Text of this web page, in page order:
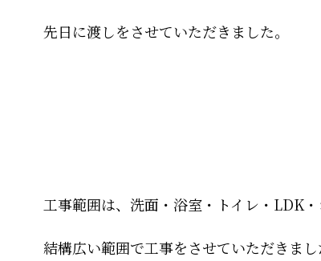
先日に渡しをさせていただきました。
工事範囲は、洗面・浴室・トイレ・LDK
結構広い範囲で工事をさせていただきまし